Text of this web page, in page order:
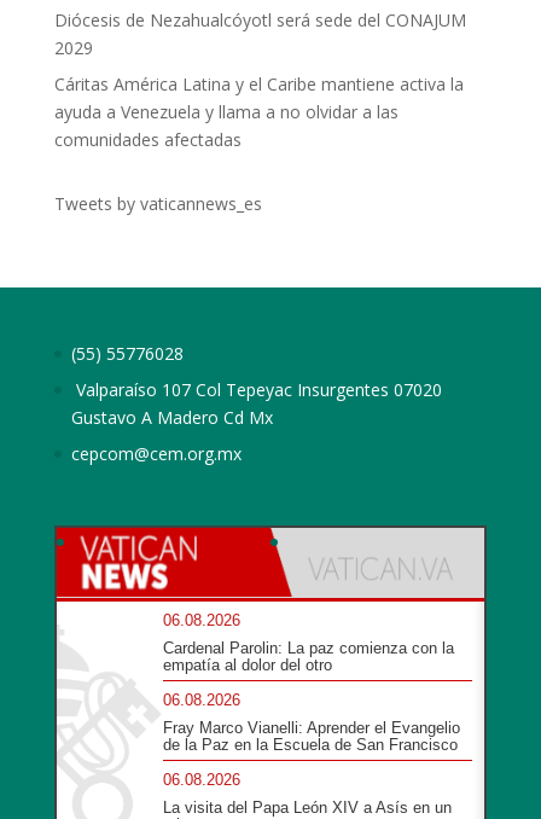
Diócesis de Nezahualcóyotl será sede del CONAJUM
2029
Cáritas América Latina y el Caribe mantiene activa la
ayuda a Venezuela y llama a no olvidar a las
comunidades afectadas
Tweets by vaticannews_es
(55) 55776028
Valparaíso 107 Col Tepeyac Insurgentes 07020
Gustavo A Madero Cd Mx
cepcom@cem.org.mx
06.08.2026
Cardenal Parolin: La paz comienza con la
empatía al dolor del otro
06.08.2026
Fray Marco Vianelli: Aprender el Evangelio
de la Paz en la Escuela de San Francisco
06.08.2026
La visita del Papa León XIV a Asís en un